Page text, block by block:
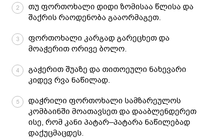
2
თუ ფორთოხალი დიდი ზომისაა წლისა და
შაქრის რაოდენობა გააორმაგეთ.
3
ფორთოხალი კარგად გარეცხეთ და
მოაჭერით ორივე ბოლო.
4
გაჭერით შუაზე და თითოეული ნახევარი
კიდევ რვა ნაწილად.
5
დაჭრილი ფორთოხალი სამზარეულოს
კომბაინში მოათავსეთ და დააბლენდერეთ
ისე, რომ კანი პატარ–პატარა ნაწილებად
დაქუცმაცდეს.